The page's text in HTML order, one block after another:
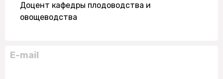
Доцент кафедры плодоводства и
овощеводства
E-mail